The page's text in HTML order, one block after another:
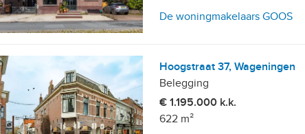
De woningmakelaars GOOS
Hoogstraat 37, Wageningen
Belegging
€ 1.195.000 k.k.
622 m²